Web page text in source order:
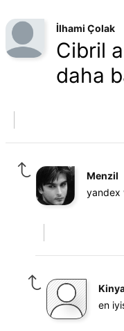
İlhami Çolak
Cibril
daha
Menzil
yandex
en